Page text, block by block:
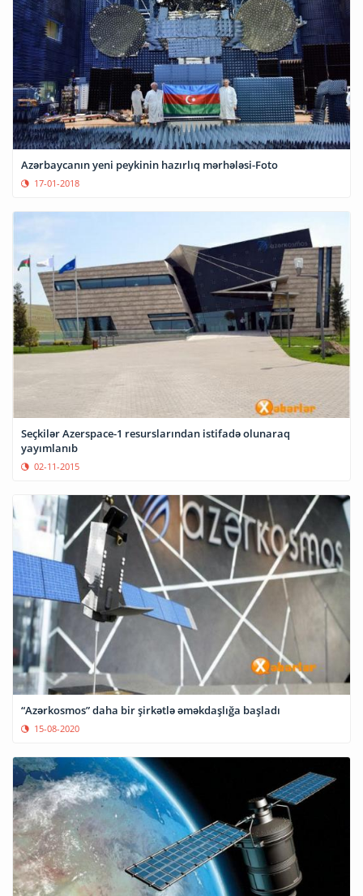
Azərbaycanın yeni peykinin hazırlıq mərhələsi-Foto
17-01-2018
Seçkilər Azerspace-1 resurslarından istifadə olunaraq
yayımlanıb
02-11-2015
“Azərkosmos” daha bir şirkətlə əməkdaşlığa başladı
15-08-2020